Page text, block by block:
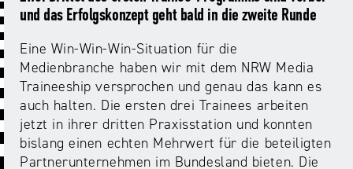
Sexting.
Missbrauch.
KI
in
der
Medienaufsicht
Audio
NRW
Campusradio-
Preis
antworten!
Eltern
und
Medien
Internet-
ABC
Info-
und
Lehrmaterial
Forschung
Landesanstalt
für
Medien
NRW
Aufsicht
Regulierung
Streaming
Plattformen
Medienplattformen
und
Benutzeroberflächen
Vorsitzende
Presseverteiler
Öffentliche
Bekanntmachungen
Download-
Bereich
und das Erfolgskonzept geht bald in die zweite Runde
Eine Win-Win-Win-Situation für die
Medienbranche haben wir mit dem NRW Media
Traineeship versprochen und genau das kann es
auch halten. Die ersten drei Trainees arbeiten
jetzt in ihrer dritten Praxisstation und konnten
bislang einen echten Mehrwert für die beteiligten
Partnerunternehmen im Bundesland bieten. Die